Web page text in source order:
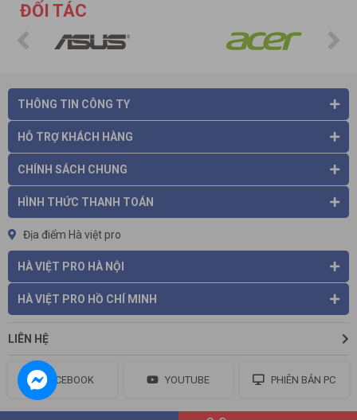
ĐỐI TÁC
THÔNG TIN CÔNG TY
HỖ TRỢ KHÁCH HÀNG
CHÍNH SÁCH CHUNG
HÌNH THỨC THANH TOÁN
Địa điểm Hà việt pro
HÀ VIỆT PRO HÀ NỘI
HÀ VIỆT PRO HỒ CHÍ MINH
LIÊN HỆ
FACEBOOK YOUTUBE PHIÊN BẢN PC